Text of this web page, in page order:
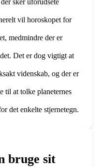
vil horoskopet for
medmindre der er
Det er dog vigtigt at
videnskab, og der er
til at tolke planeternes
det enkelte stjernetegn.
bruge sit